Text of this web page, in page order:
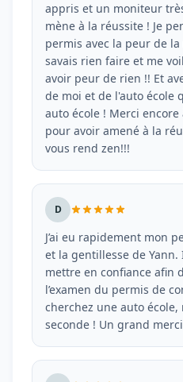
appris et un moniteur
mène à la réussite ! Je
permis avec la peur de
savais rien faire et me
avoir peur de rien !! Et
de moi et de l'auto école
auto école ! Merci
pour avoir amené à la
vous rend zen!!!
D
J’ai eu rapidement mon
et la gentillesse de
mettre en confiance afin
l’examen du permis de
cherchez une auto école,
seconde ! Un grand